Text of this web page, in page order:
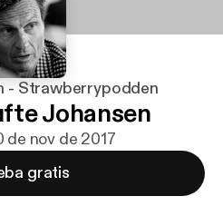
- Strawberrypodden
Johansen
de nov de 2017
gratis